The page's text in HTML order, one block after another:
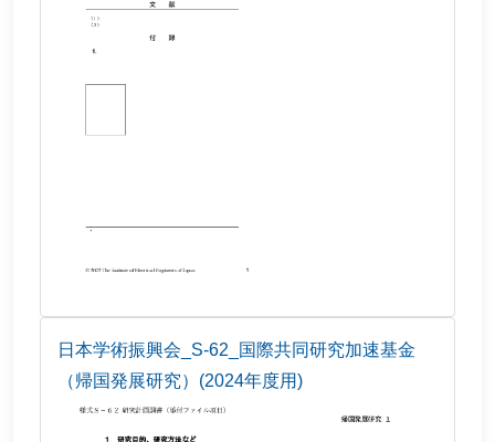
日本学術振興会_S-62_国際共同研究加速基金
（帰国発展研究）(2024年度用)